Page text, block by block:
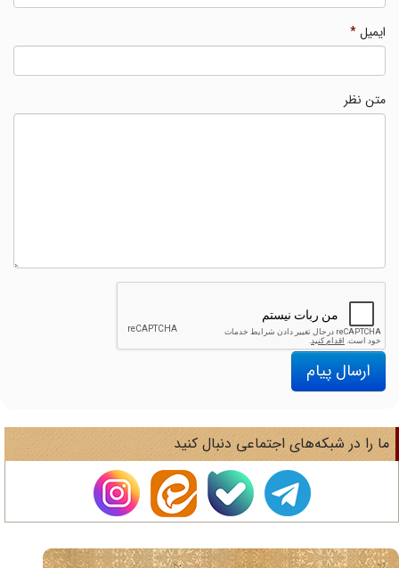
ایمیل*
متن نظر
ارسال پیام
را در شبکه‌های اجتماعی دنبال کنید